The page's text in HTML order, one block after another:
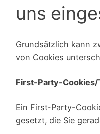
uns
Grundsätzlich kann
von Cookies
First-Party-
Ein First-Party-
gesetzt, die Sie